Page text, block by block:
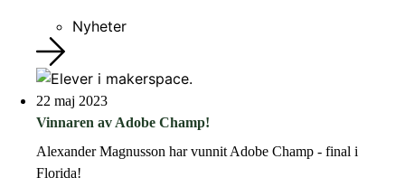
Nyheter
22 maj 2023
Vinnaren av Adobe Champ!
Alexander Magnusson har vunnit Adobe Champ - final i
Florida!